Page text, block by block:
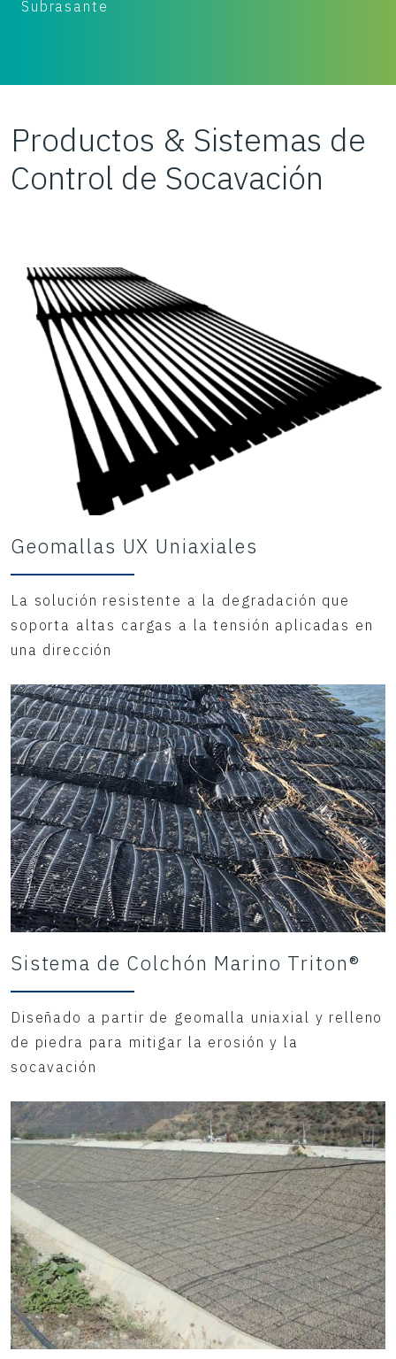
Benefit:Ahorro de tiempo
Productos & Sistemas de
Control de Socavación
Geomallas UX Uniaxiales
La solución resistente a la degradación que
soporta altas cargas a la tensión aplicadas en
una dirección
Sistema de Colchón Marino Triton®
Diseñado a partir de geomalla uniaxial y relleno
de piedra para mitigar la erosión y la
socavación